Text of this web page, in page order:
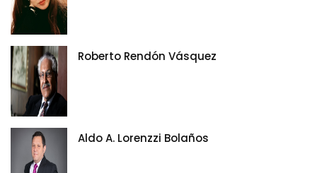
Roberto Rendón Vásquez
Aldo A. Lorenzzi Bolaños